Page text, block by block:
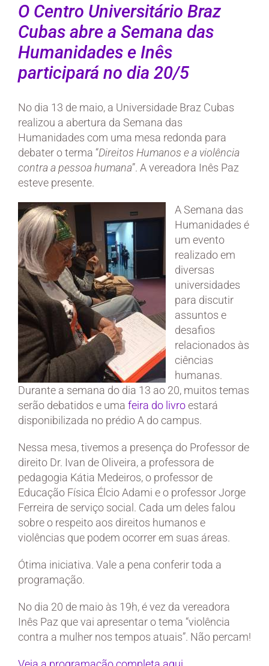
O Centro Universitário Braz
Cubas abre a Semana das
Humanidades e Inês
participará no dia 20/5
No dia 13 de maio, a Universidade Braz Cubas
realizou a abertura da Semana das
Humanidades com uma mesa redonda para
debater o terma “Direitos Humanos e a violência
contra a pessoa humana”. A vereadora Inês Paz
esteve presente.
A Semana das
Humanidades é
um evento
realizado em
diversas
universidades
para discutir
assuntos e
desafios
relacionados às
ciências
humanas.
Durante a semana do dia 13 ao 20, muitos temas
serão debatidos e uma feira do livroestará
disponibilizada no prédio A do campus.
Nessa mesa, tivemos a presença do Professor de
direito Dr. Ivan de Oliveira, a professora de
pedagogia Kátia Medeiros, o professor de
Educação Física Élcio Adami e o professor Jorge
Ferreira de serviço social. Cada um deles falou
sobre o respeito aos direitos humanos e
violências que podem ocorrer em suas áreas.
Ótima iniciativa. Vale a pena conferir toda a
programação.
No dia 20 de maio às 19h, é vez da vereadora
Inês Paz que vai apresentar o tema “violência
contra a mulher nos tempos atuais”. Não percam!